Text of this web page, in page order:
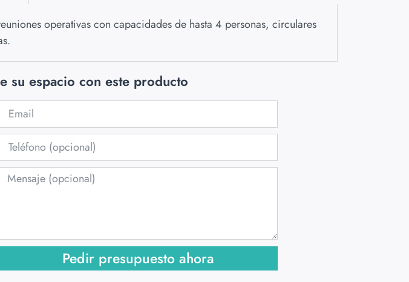
operativas con capacidades de hasta 4 personas, circulares
su espacio con este producto
Pedir presupuesto ahora